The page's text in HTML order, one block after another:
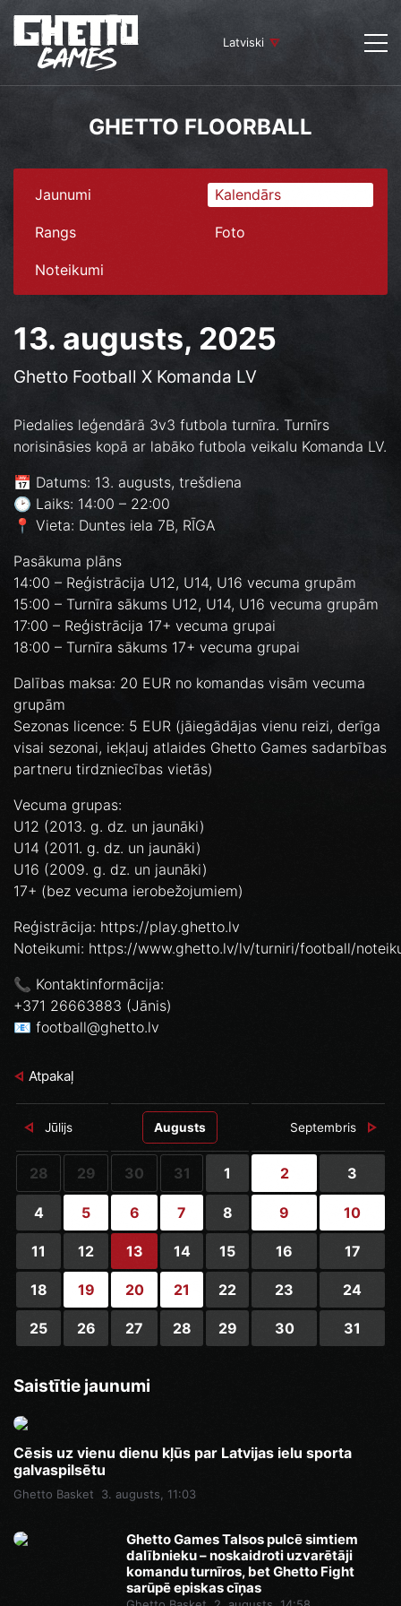
Latviski
GHETTO FLOORBALL
Jaunumi Kalendārs
Rangs Foto
Noteikumi
13. augusts, 2025
Ghetto Football X Komanda LV
Piedalies leģendārā 3v3 futbola turnīra. Turnīrs
norisināsies kopā ar labāko futbola veikalu Komanda LV.
📅 Datums: 13. augusts, trešdiena
🕑 Laiks: 14:00 – 22:00
📍 Vieta: Duntes iela 7B, RĪGA
Pasākuma plāns
14:00 – Reģistrācija U12, U14, U16 vecuma grupām
15:00 – Turnīra sākums U12, U14, U16 vecuma grupām
17:00 – Reģistrācija 17+ vecuma grupai
18:00 – Turnīra sākums 17+ vecuma grupai
Dalības maksa: 20 EUR no komandas visām vecuma
grupām
Sezonas licence: 5 EUR (jāiegādājas vienu reizi, derīga
visai sezonai, iekļauj atlaides Ghetto Games sadarbības
partneru tirdzniecības vietās)
Vecuma grupas:
U12 (2013. g. dz. un jaunāki)
U14 (2011. g. dz. un jaunāki)
U16 (2009. g. dz. un jaunāki)
17+ (bez vecuma ierobežojumiem)
Reģistrācija: https://play.ghetto.lv
Noteikumi: https://www.ghetto.lv/lv/turniri/football/
📞 Kontaktinformācija:
+371 26663883 (Jānis)
📧 football@ghetto.lv
Atpakaļ
Jūlijs Augusts Septembris
28 29 30 31 1 2 3
4 5 6 7 8 9 10
11 12 13 14 15 16 17
18 19 20 21 22 23 24
25 26 27 28 29 30 31
Saistītie jaunumi
Cēsis uz vienu dienu kļūs par Latvijas ielu sporta
galvaspilsētu
Ghetto Basket 3. augusts, 11:03
Ghetto Games Talsos pulcē simtiem
dalībnieku – noskaidroti uzvarētāji
komandu turnīros, bet Ghetto Fight
sarūpē episkas cīņas